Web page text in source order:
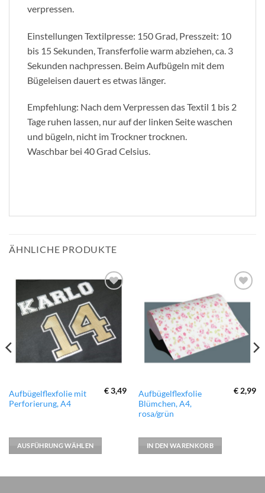
verpressen.
Einstellungen Textilpresse: 150 Grad, Presszeit: 10
bis 15 Sekunden, Transferfolie warm abziehen, ca. 3
Sekunden nachpressen. Beim Aufbügeln mit dem
Bügeleisen dauert es etwas länger.
Empfehlung: Nach dem Verpressen das Textil 1 bis 2
Tage ruhen lassen, nur auf der linken Seite waschen
und bügeln, nicht im Trockner trocknen.
Waschbar bei 40 Grad Celsius.
ÄHNLICHE PRODUKTE
Wunschliste
hinzufügen
Aufbügelflexfolie mit
Perforierung, A4
€3,49
AUSFÜHRUNG WÄHLEN
Dieses
Produkt
Varianten
auf.
Optionen
Wunschliste
hinzufügen
Aufbügelflexfolie
Blümchen, A4,
rosa/grün
€ 2,99
IN DEN WARENKORB